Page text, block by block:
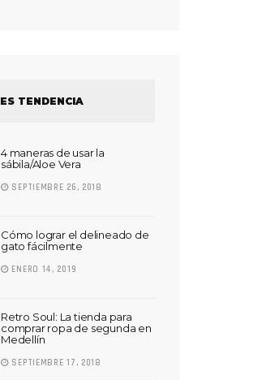
ES TENDENCIA
4 maneras de usar la
sábila/Aloe Vera
SEPTIEMBRE 26, 2018
Cómo lograr el delineado de
gato fácilmente
ENERO 14, 2019
Retro Soul: La tienda para
comprar ropa de segunda en
Medellín
SEPTIEMBRE 17, 2018